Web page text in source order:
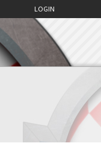
LOGIN